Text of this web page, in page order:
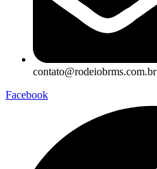
contato@rodeiobrms.com.br
Facebook